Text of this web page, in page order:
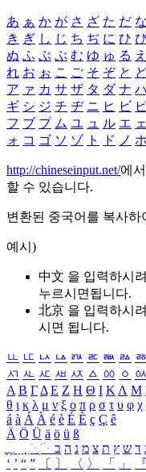
あ ぁ か が さ ざ た だ な
き ぎ し じ ち ぢ に ひ
ぬ ふ ぶ ぷ む ゆ ゅ る え
れ お ぉ こ ご そ ぞ と
ア ァ カ サ ザ タ ダ ナ ハ
ギ シ ジ チ ヂ ニ ヒ ビ
フ ブ プ ム ユ ュ ル エ ェ
ォ コ ゴ ソ ゾ ト ド ノ ホ
http://chineseinput.net/에
할 수 있습니다.
변환된 중국어를 복사하
예시)
中文 을 입력하시
누르시면됩니다.
北京 을 입력하시
시면 됩니다.
ㅥ ㅦ ㅧ ㅨ ㅩ ㅪ ㅫ ㅬ ㅭ
ㅺ ㅻ ㅼ ㅽ ㅾ ㅿ ㆀ ㆁ ㆂ
Α Β ΓΔ Ε Ζ Η Θ Ι ΚΛ Μ
θ ι κ λ μ ν ξ ο π ρ σ τ υ φ χ
á à Á À é è É È ç Ç ê
Ä Ö Ü ä ö ü ß
ִֶֹ ֻּ ׁׂ ד ש ץ ת צ מ נ ה ב
‘ ’ “ ” 〔 〕 〈 〉 「 」 『